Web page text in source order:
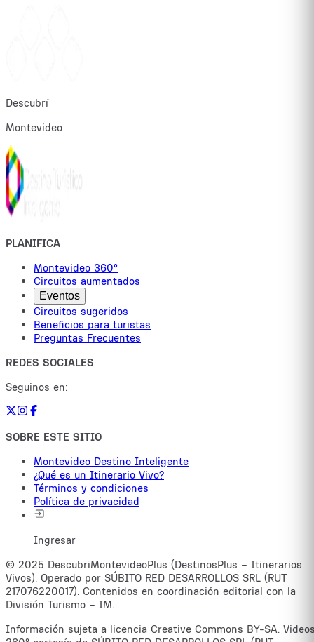
Descubrí
Montevideo
PLANIFICA
Montevideo 360°
Circuitos aumentados
Eventos
Circuitos sugeridos
Beneficios para turistas
Preguntas Frecuentes
REDES SOCIALES
Seguinos en:
SOBRE ESTE SITIO
Montevideo Destino Inteligente
¿Qué es un Itinerario Vivo?
Términos y condiciones
Política de privacidad
Ingresar
© 2025 DescubriMontevideoPlus (DestinosPlus – Itinerarios
Vivos). Operado por SÚBITO RED DESARROLLOS SRL (RUT
217076220017). Contenidos en coordinación editorial con la
División Turismo – IM.
Información sujeta a licencia Creative Commons BY-SA.